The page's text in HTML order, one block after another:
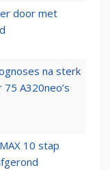
door met
na sterk
A320neo’s
10 stap